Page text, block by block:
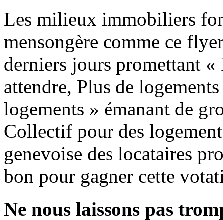
Les milieux immobiliers
mensongère comme ce
derniers jours promettant «
attendre, Plus de
logements » émanant de
Collectif pour des
genevoise des locataires
bon pour gagner cette
Ne nous laissons pas